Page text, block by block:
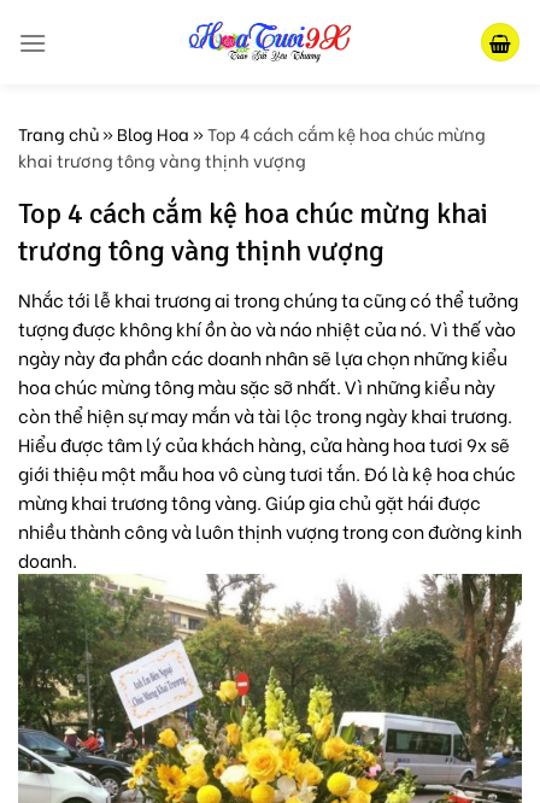
Trang chủ»Blog Hoa»Top 4 cách cắm kệ hoa chúc mừng
khai trương tông vàng thịnh vượng
Top 4 cách cắm kệ hoa chúc mừng khai
trương tông vàng thịnh vượng
Nhắc tới lễ khai trương ai trong chúng ta cũng có thể tưởng
tượng được không khí ồn ào và náo nhiệt của nó. Vì thế vào
ngày này đa phần các doanh nhân sẽ lựa chọn những kiểu
hoa chúc mừng tông màu sặc sỡ nhất. Vì những kiểu này
còn thể hiện sự may mắn và tài lộc trong ngày khai trương.
Hiểu được tâm lý của khách hàng, cửa hàng hoa tươi 9x sẽ
giới thiệu một mẫu hoa vô cùng tươi tắn. Đó là kệ hoa chúc
mừng khai trương tông vàng. Giúp gia chủ gặt hái được
nhiều thành công và luôn thịnh vượng trong con đường kinh
doanh.